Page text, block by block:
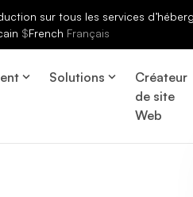
sur tous les services
$French Français
Solutions
Créateur
de site
Web